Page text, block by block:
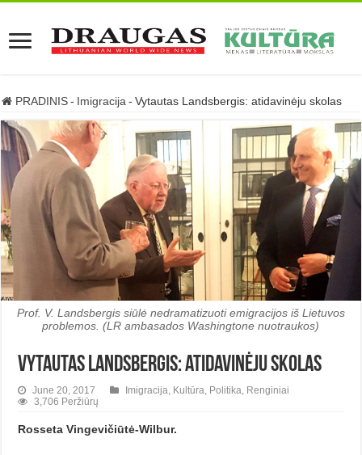
PRADINIS - Imigracija - Vytautas Landsbergis: atidavinėju skolas
Prof. V. Landsbergis siūlė nedramatizuoti emigracijos iš Lietuvos
problemos. (LR ambasados Washingtone nuotraukos)
Vytautas Landsbergis: atidavinėju skolas
June 20, 2017 Imigracija Kultūra Politika Renginiai
3,706 Peržiūrų
Rosseta Vingevičiūtė-Wilbur.